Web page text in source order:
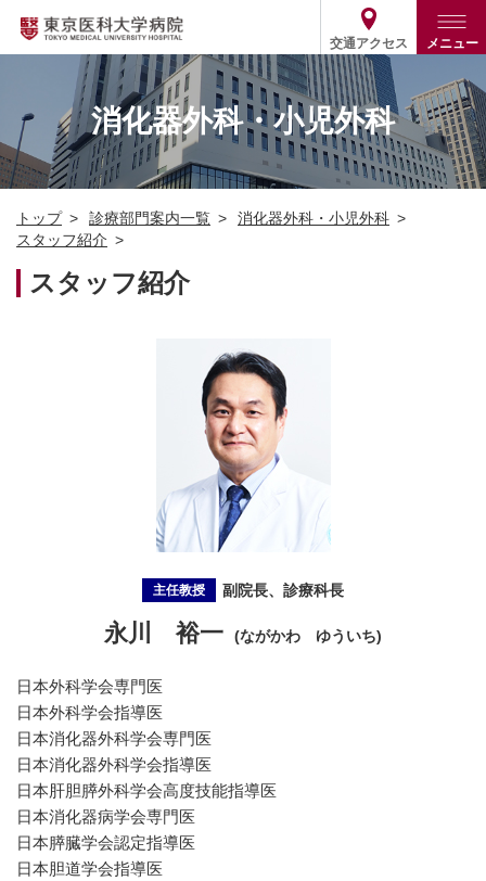
交通アクセス メニュー
トップ
外来・入院案内
外来
入院
患者支援・相談窓口
診療部門案内
診療部門案内一覧
医師・歯科医師等情報検索
病院案内
基本情報
役割・取り組み
医療関係の方
採用関連 ENGLISH
03-3342-6111
消化器外科・小児外科
トップ 診療部門案内一覧
消化器外科・小児外科
スタッフ紹介
スタッフ紹介
主任教授 副院長、診療科長
永川 裕一 (ながかわ ゆういち)
日本外科学会専門医
日本外科学会指導医
日本消化器外科学会専門医
日本消化器外科学会指導医
日本肝胆膵外科学会高度技能指導医
日本消化器病学会専門医
日本膵臓学会認定指導医
日本胆道学会指導医